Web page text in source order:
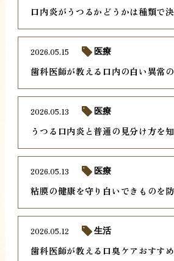
口内炎がうつるかどうかは種類で
歯科医師が教える口内の白い異常
2026.05.15 医療
うつる口内炎と普通の見分け方を
2026.05.13 医療
粘膜の健康を守り白いできものを
2026.05.13 医療
歯科医師が教える口臭ケアおすす
2026.05.12 生活